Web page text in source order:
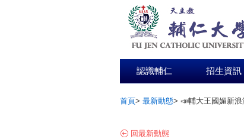
認識輔仁 招生資訊
首頁> 最新動態> 📣輔大王國媚新
回最新動態